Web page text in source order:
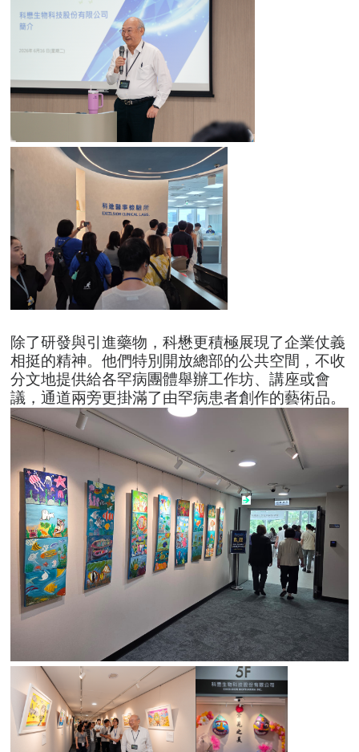
除了研發與引進藥物，科懋更積極展現了企業仗義
相挺的精神。他們特別開放總部的公共空間，不收
分文地提供給各罕病團體舉辦工作坊、講座或會
議，通道兩旁更掛滿了由罕病患者創作的藝術品。